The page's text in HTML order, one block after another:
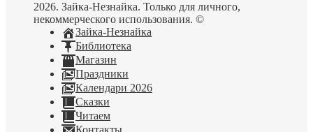
2026. Зайка-Незнайка. Только для личного,
некоммерческого использования. ©
Зайка-Незнайка
Библиотека
Магазин
Праздники
Календари 2026
Сказки
Читаем
Контакты